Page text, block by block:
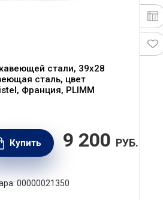
стали, 39x28
сталь, цвет
Франция, PLIMM
Купить 9 200 РУБ.
00000021350